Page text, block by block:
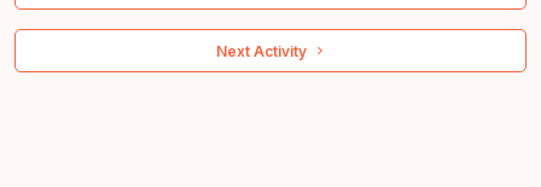
Next Activity